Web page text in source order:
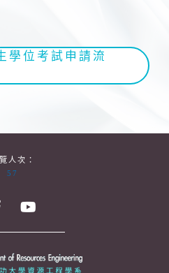
學位考試申請流
人次：
57